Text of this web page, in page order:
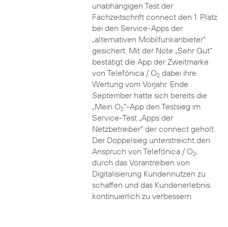
unabhängigen Test der
Fachzeitschrift connect den 1. Platz
bei den Service-Apps der
„alternativen Mobilfunkanbieter“
gesichert. Mit der Note „Sehr Gut“
bestätigt die App der Zweitmarke
von Telefónica / O2dabei ihre
Wertung vom Vorjahr. Ende
September hatte sich bereits die
„Mein O2“-App den Testsieg im
Service-Test „Apps der
Netzbetreiber“ der connect geholt.
Der Doppelsieg unterstreicht den
Anspruch von Telefónica / O2,
durch das Vorantreiben von
Digitalisierung Kundennutzen zu
schaffen und das Kundenerlebnis
kontinuierlich zu verbessern.